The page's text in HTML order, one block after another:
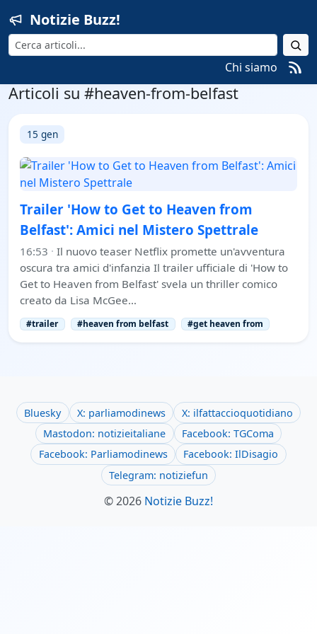
Notizie Buzz!
Cerca
Chi siamo
Articoli su #heaven-from-belfast
15 gen
Trailer 'How to Get to Heaven from
Belfast': Amici nel Mistero Spettrale
16:53 · Il nuovo teaser Netflix promette un'avventura
oscura tra amici d'infanzia Il trailer ufficiale di 'How to
Get to Heaven from Belfast' svela un thriller comico
creato da Lisa McGee…
#trailer #heaven from belfast #get heaven from
Bluesky X: parliamodinews
X: ilfattaccioquotidiano
Mastodon: notizieitaliane
Facebook: TGComa
Facebook: Parliamodinews
Facebook: IlDisagio
Telegram: notiziefun
© 2026 Notizie Buzz!